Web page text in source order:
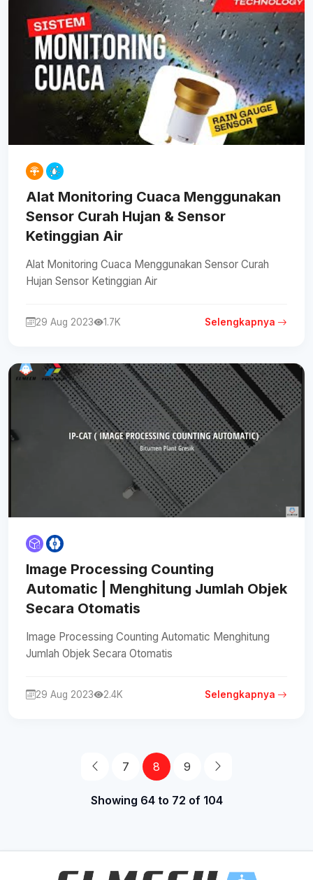
Alat Monitoring Cuaca Menggunakan
Sensor Curah Hujan & Sensor
Ketinggian Air
Alat Monitoring Cuaca Menggunakan Sensor Curah
Hujan Sensor Ketinggian Air
29 Aug 2023 1.7K Selengkapnya
Image Processing Counting
Automatic | Menghitung Jumlah Objek
Secara Otomatis
Image Processing Counting Automatic Menghitung
Jumlah Objek Secara Otomatis
29 Aug 2023 2.4K Selengkapnya
7 8 9
Showing 64 to 72 of 104